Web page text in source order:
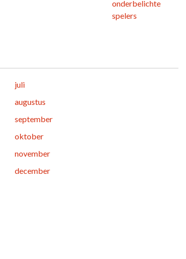
onderbelichte
spelers
juli
augustus
september
oktober
november
december